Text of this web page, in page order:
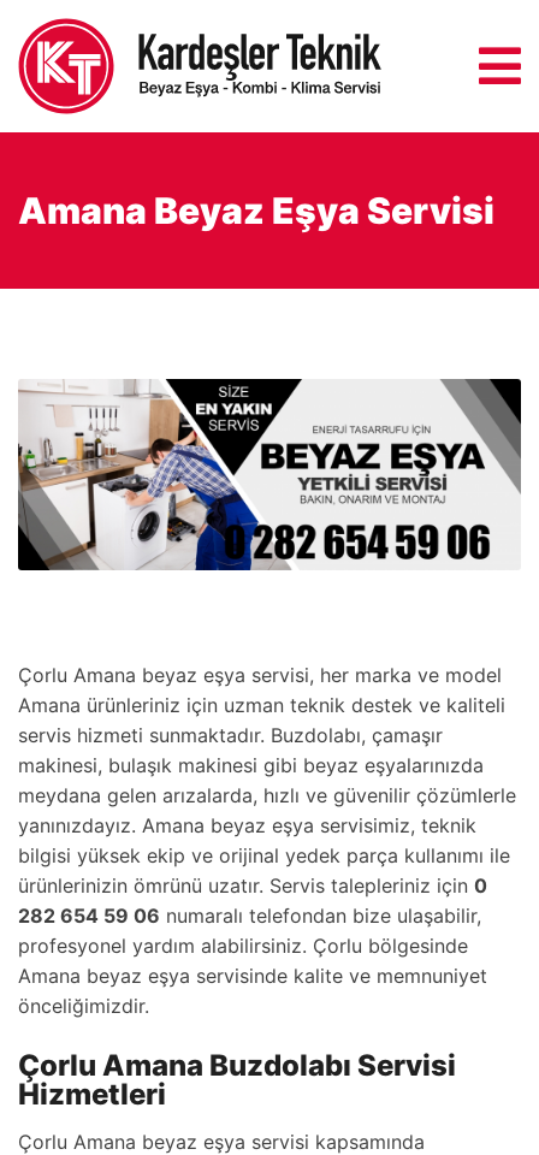
Amana Beyaz Eşya Servisi
Çorlu Amana beyaz eşya servisi, her marka ve model
Amana ürünleriniz için uzman teknik destek ve kaliteli
servis hizmeti sunmaktadır. Buzdolabı, çamaşır
makinesi, bulaşık makinesi gibi beyaz eşyalarınızda
meydana gelen arızalarda, hızlı ve güvenilir çözümlerle
yanınızdayız. Amana beyaz eşya servisimiz, teknik
bilgisi yüksek ekip ve orijinal yedek parça kullanımı ile
ürünlerinizin ömrünü uzatır. Servis talepleriniz için 0
282 654 59 06 numaralı telefondan bize ulaşabilir,
profesyonel yardım alabilirsiniz. Çorlu bölgesinde
Amana beyaz eşya servisinde kalite ve memnuniyet
önceliğimizdir.
Çorlu Amana Buzdolabı Servisi
Hizmetleri
Çorlu Amana beyaz eşya servisi kapsamında